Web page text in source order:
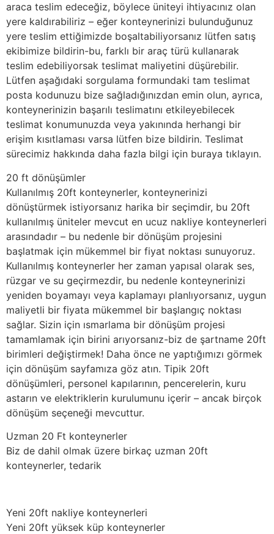
araca teslim edeceğiz, böylece üniteyi ihtiyacınız olan
yere kaldırabiliriz – eğer konteynerinizi bulunduğunuz
yere teslim ettiğimizde boşaltabiliyorsanız lütfen satış
ekibimize bildirin-bu, farklı bir araç türü kullanarak
teslim edebiliyorsak teslimat maliyetini düşürebilir.
Lütfen aşağıdaki sorgulama formundaki tam teslimat
posta kodunuzu bize sağladığınızdan emin olun, ayrıca,
konteynerinizin başarılı teslimatını etkileyebilecek
teslimat konumunuzda veya yakınında herhangi bir
erişim kısıtlaması varsa lütfen bize bildirin. Teslimat
sürecimiz hakkında daha fazla bilgi için buraya tıklayın.
20 ft dönüşümler
Kullanılmış 20ft konteynerler, konteynerinizi
dönüştürmek istiyorsanız harika bir seçimdir, bu 20ft
kullanılmış üniteler mevcut en ucuz nakliye konteynerleri
arasındadır – bu nedenle bir dönüşüm projesini
başlatmak için mükemmel bir fiyat noktası sunuyoruz.
Kullanılmış konteynerler her zaman yapısal olarak ses,
rüzgar ve su geçirmezdir, bu nedenle konteynerinizi
yeniden boyamayı veya kaplamayı planlıyorsanız, uygun
maliyetli bir fiyata mükemmel bir başlangıç noktası
sağlar. Sizin için ısmarlama bir dönüşüm projesi
tamamlamak için birini arıyorsanız-biz de şartname 20ft
birimleri değiştirmek! Daha önce ne yaptığımızı görmek
için dönüşüm sayfamıza göz atın. Tipik 20ft
dönüşümleri, personel kapılarının, pencerelerin, kuru
astarın ve elektriklerin kurulumunu içerir – ancak birçok
dönüşüm seçeneği mevcuttur.
Uzman 20 Ft konteynerler
Biz de dahil olmak üzere birkaç uzman 20ft
konteynerler, tedarik
Yeni 20ft nakliye konteynerleri
Yeni 20ft yüksek küp konteynerler